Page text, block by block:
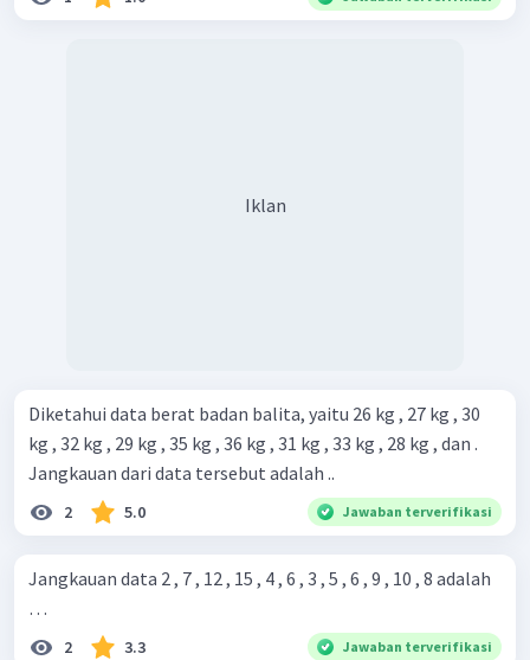
Iklan
Diketahui data berat badan balita, yaitu 26 kg , 27 kg , 30
kg , 32 kg , 29 kg , 35 kg , 36 kg , 31 kg , 33 kg , 28 kg , dan .
Jangkauan dari data tersebut adalah ..
2 5.0 Jawaban terverifikasi
Jangkauan data 2 , 7 , 12 , 15 , 4 , 6 , 3 , 5 , 6 , 9 , 10 , 8 adalah
…
2 3.3 Jawaban terverifikasi